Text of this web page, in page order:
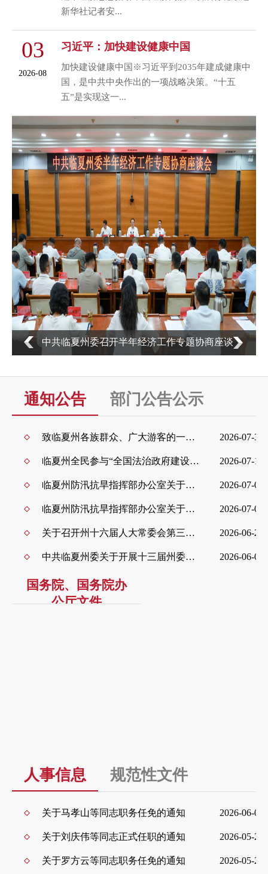
新华社记者安...
03
2026-08
习近平：加快建设健康中国
加快建设健康中国※习近平到2035年建成健康中
国，是中共中央作出的一项战略决策。“十五
五”是实现这一...
王国斌带队开展“八一”走访慰问活动
通知公告
部门公告公示
致临夏州各族群众、广大游客的一封信 2026-07-31
临夏州全民参与“全国法治政府建设示范州”创建工作倡议书 2026-07-15
临夏州防汛抗旱指挥部办公室关于启动州级防汛抗洪Ⅳ级应急响应通知 2026-07-09
临夏州防汛抗旱指挥部办公室关于做好强降水天气防范应对工作的重要提示 2026-07-09
关于召开州十六届人大常委会第三十五次会议的公告 2026-06-25
中共临夏州委关于开展十三届州委高标准农田建设突出问题提级交叉巡察工作的公告 2026-06-05
国务院、国务院办
公厅文件
人事信息 规范性文件
关于马孝山等同志职务任免的通知
2026-06-09
关于刘庆伟等同志正式任职的通知 2026-05-25
关于罗方云等同志职务任免的通知 2026-05-25